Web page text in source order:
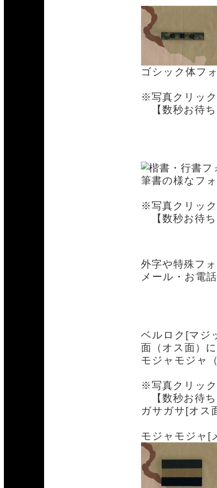
ゴシック体フ
※写真クリッ
【数秒お待
筆書の様なフ
※写真クリッ
【数秒お待
外字や特殊フ
メール・お電
ベルロク[マジ
面（オス面）
モジャモジャ
※写真クリッ
【数秒お待
ガサガサ[オス
モジャモジャ[